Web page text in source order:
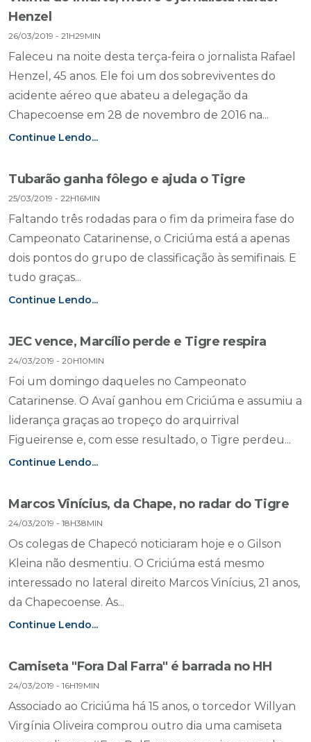
Henzel
26/03/2019 - 21H29MIN
Faleceu na noite desta terça-feira o jornalista Rafael
Henzel, 45 anos. Ele foi um dos sobreviventes do
acidente aéreo que abateu a delegação da
Chapecoense em 28 de novembro de 2016 na...
Continue Lendo...
Tubarão ganha fôlego e ajuda o Tigre
25/03/2019 - 22H16MIN
Faltando três rodadas para o fim da primeira fase do
Campeonato Catarinense, o Criciúma está a apenas
dois pontos do grupo de classificação às semifinais. E
tudo graças...
Continue Lendo...
JEC vence, Marcílio perde e Tigre respira
24/03/2019 - 20H10MIN
Foi um domingo daqueles no Campeonato
Catarinense. O Avaí ganhou em Criciúma e assumiu a
liderança graças ao tropeço do arquirrival
Figueirense e, com esse resultado, o Tigre perdeu...
Continue Lendo...
Marcos Vinícius, da Chape, no radar do Tigre
24/03/2019 - 18H38MIN
Os colegas de Chapecó noticiaram hoje e o Gilson
Kleina não desmentiu. O Criciúma está mesmo
interessado no lateral direito Marcos Vinícius, 21 anos,
da Chapecoense. As...
Continue Lendo...
Camiseta "Fora Dal Farra" é barrada no HH
24/03/2019 - 16H19MIN
Associado ao Criciúma há 15 anos, o torcedor Willyan
Virgínia Oliveira comprou outro dia uma camiseta